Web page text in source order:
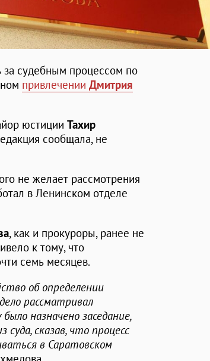
за судебным процессом по
привлечении Дмитрия
юстиции Тахир
сообщала, не
не желает рассмотрения
в Ленинском отделе
, как и прокуроры, ранее не
к тому, что
семь месяцев.
об определении
рассматривал
назначено заседание,
сказав, что процесс
в Саратовском